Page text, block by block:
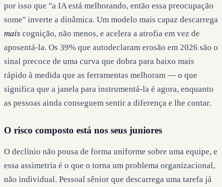
por isso que "a IA está melhorando, então essa preocupação
some" inverte a dinâmica. Um modelo mais capaz descarrega
mais cognição, não menos, e acelera a atrofia em vez de
aposentá-la. Os 39% que autodeclaram erosão em 2026 são o
sinal precoce de uma curva que dobra para baixo mais
rápido à medida que as ferramentas melhoram — o que
significa que a janela para instrumentá-la é agora, enquanto
as pessoas ainda conseguem sentir a diferença e lhe contar.
O risco composto está nos seus juniores
O declínio não pousa de forma uniforme sobre uma equipe, e
essa assimetria é o que o torna um problema organizacional,
não individual. Pessoal sênior que descarrega uma tarefa já